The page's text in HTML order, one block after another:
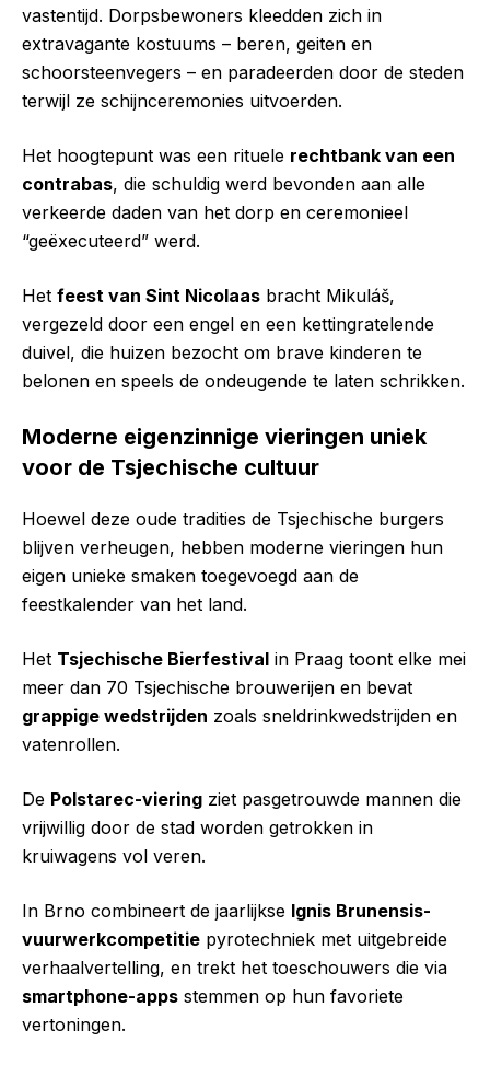
vastentijd. Dorpsbewoners kleedden zich in
extravagante kostuums – beren, geiten en
schoorsteenvegers – en paradeerden door de steden
terwijl ze schijnceremonies uitvoerden.
Het hoogtepunt was een rituele rechtbank van een
contrabas, die schuldig werd bevonden aan alle
verkeerde daden van het dorp en ceremonieel
“geëxecuteerd” werd.
Het feest van Sint Nicolaas bracht Mikuláš,
vergezeld door een engel en een kettingratelende
duivel, die huizen bezocht om brave kinderen te
belonen en speels de ondeugende te laten schrikken.
Moderne eigenzinnige vieringen uniek
voor de Tsjechische cultuur
Hoewel deze oude tradities de Tsjechische burgers
blijven verheugen, hebben moderne vieringen hun
eigen unieke smaken toegevoegd aan de
feestkalender van het land.
Het Tsjechische Bierfestival in Praag toont elke mei
meer dan 70 Tsjechische brouwerijen en bevat
grappige wedstrijden zoals sneldrinkwedstrijden en
vatenrollen.
De Polstarec-viering ziet pasgetrouwde mannen die
vrijwillig door de stad worden getrokken in
kruiwagens vol veren.
In Brno combineert de jaarlijkse Ignis Brunensis-
vuurwerkcompetitie pyrotechniek met uitgebreide
verhaalvertelling, en trekt het toeschouwers die via
smartphone-apps stemmen op hun favoriete
vertoningen.